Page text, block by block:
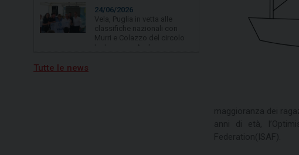
classifiche nazionali con
Murri e Colazzo del circolo
Tutte le news